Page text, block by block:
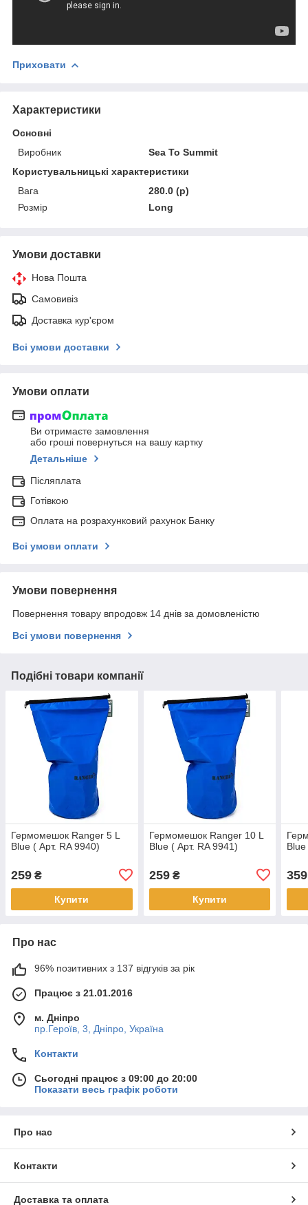
Приховати
Характеристики
Основні
Виробник
Sea To Summit
Користувальницькі характеристики
Вага
280.0 (р)
Розмір
Long
Умови доставки
Нова Пошта
Самовивіз
Доставка кур'єром
Всі умови доставки
Умови оплати
Ви отримаєте замовлення
або гроші повернуться на вашу картку
Детальніше
Післяплата
Готівкою
Оплата на розрахунковий рахунок Банку
Всі умови оплати
Умови повернення
Повернення товару впродовж 14 днів за домовленістю
Всі умови повернення
Подібні товари компанії
Гермомешок Ranger 5 L
Blue ( Арт. RA 9940)
259 ₴
Купити
Гермомешок Ranger 10 L
Blue ( Арт. RA 9941)
259₴
Купити
359
Про нас
96% позитивних з 137 відгуків за рік
Працює з 21.01.2016
м. Дніпро
пр.Героїв, 3, Дніпро, Україна
Контакти
Сьогодні працює з 09:00 до 20:00
Показати весь графік роботи
Про нас
Контакти
Доставка та оплата